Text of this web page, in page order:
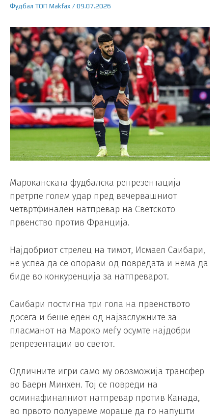
Фудбал ТОП Makfax /09.07.2026
Мароканската фудбалска репрезентација
претрпе голем удар пред вечервашниот
четвртфинален натпревар на Светското
првенство против Франција.
Најдобриот стрелец на тимот, Исмаел Саибари,
не успеа да се опорави од повредата и нема да
биде во конкуренција за натпреварот.
Саибари постигна три гола на првенството
досега и беше еден од најзаслужните за
пласманот на Мароко меѓу осумте најдобри
репрезентации во светот.
Одличните игри само му овозможија трансфер
во Баерн Минхен. Тој се повреди на
осминафиналниот натпревар против Канада,
во првото полувреме мораше да го напушти